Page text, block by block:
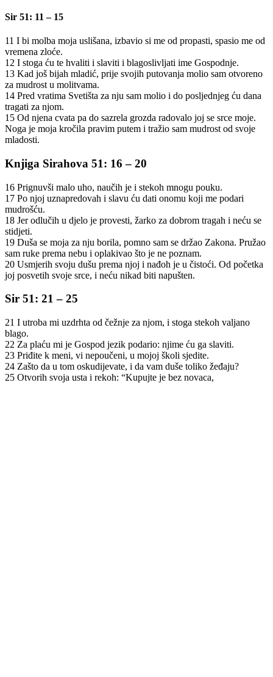
Sir 51: 11 – 15
11 I bi molba moja uslišana, izbavio si me od propasti, spasio me od
vremena zloće.
12 I stoga ću te hvaliti i slaviti i blagoslivljati ime Gospodnje.
13 Kad još bijah mladić, prije svojih putovanja molio sam otvoreno
za mudrost u molitvama.
14 Pred vratima Svetišta za nju sam molio i do posljednjeg ću dana
tragati za njom.
15 Od njena cvata pa do sazrela grozda radovalo joj se srce moje.
Noga je moja kročila pravim putem i tražio sam mudrost od svoje
mladosti.
Knjiga Sirahova 51: 16 – 20
16 Prignuvši malo uho, naučih je i stekoh mnogu pouku.
17 Po njoj uznapredovah i slavu ću dati onomu koji me podari
mudrošću.
18 Jer odlučih u djelo je provesti, žarko za dobrom tragah i neću se
stidjeti.
19 Duša se moja za nju borila, pomno sam se držao Zakona. Pružao
sam ruke prema nebu i oplakivao što je ne poznam.
20 Usmjerih svoju dušu prema njoj i nađoh je u čistoći. Od početka
joj posvetih svoje srce, i neću nikad biti napušten.
Sir 51: 21 – 25
21 I utroba mi uzdrhta od čežnje za njom, i stoga stekoh valjano
blago.
22 Za plaću mi je Gospod jezik podario: njime ću ga slaviti.
23 Priđite k meni, vi nepoučeni, u mojoj školi sjedite.
24 Zašto da u tom oskudijevate, i da vam duše toliko žeđaju?
25 Otvorih svoja usta i rekoh: “Kupujte je bez novaca,